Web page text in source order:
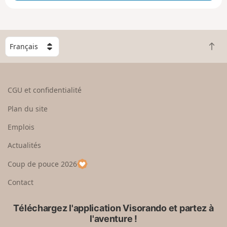
g
n
C
h
o
e
u
p
a
R
e
CGU et confidentialité
Plan du site
Emplois
Actualités
Coup de pouce 2026
Contact
Téléchargez l'application Visorando et partez à
l'aventure !